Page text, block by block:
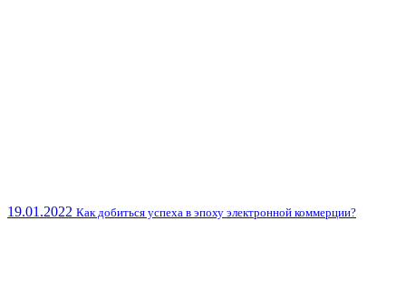
19.01.2022 Как добиться успеха в эпоху электронной коммерции?